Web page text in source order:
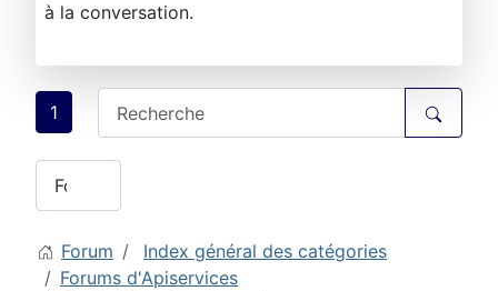
à la conversation.
1
Forum
Index général des catégories
Forums d'Apiservices